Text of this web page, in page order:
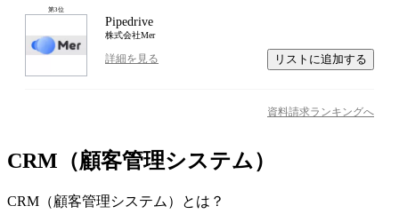
第3位
Pipedrive
株式会社Mer
詳細を見る リストに追加する
資料請求ランキングへ
CRM（顧客管理システム）
CRM（顧客管理システム） とは？